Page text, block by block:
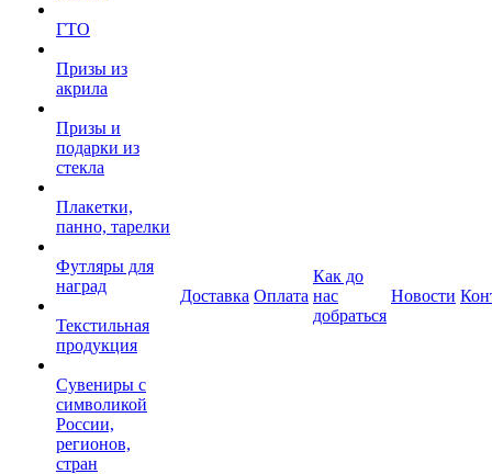
ГТО
Призы из
акрила
Призы и
подарки из
стекла
Плакетки,
панно, тарелки
Футляры для
наград
Текстильная
продукция
Сувениры с
символикой
России,
регионов,
стран
Доставка Оплата
Как до
нас
добраться
Новости